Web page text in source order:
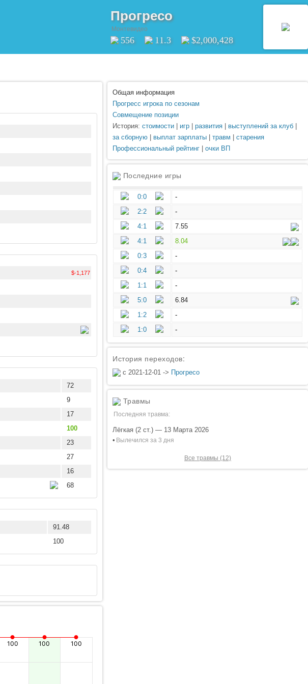
Прогресо
Монтевидео
556 11.3 $2,000,428
$-1,177
72
9
17
100
23
27
16
68
91.48
100
100 100 100
Общая информация
Прогресс игрока по сезонам
Совмещение позиции
История: стоимости игр развития выступлений за клуб
за сборную
выплат зарплаты травм
старения
Профессиональный рейтинг
очки ВП
Последние игры
0:0
-
2:2
-
4:1
7.55
4:1
8.04
0:3
-
0:4
-
1:1
-
5:0
6.84
1:2
-
1:0
-
История переходов:
с 2021-12-01 -> Прогресо
Травмы
Последняя травма:
Лёгкая (2 ст.) — 13 Марта 2026
• Вылечился за 3 дня
Все травмы (12)